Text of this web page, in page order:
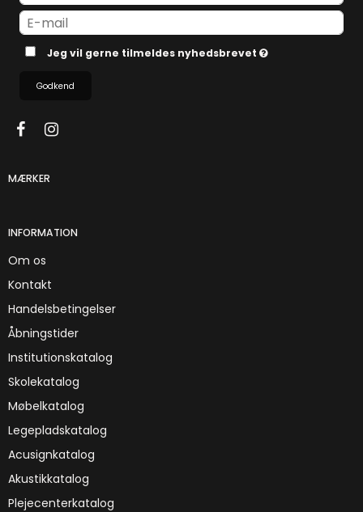
Jeg vil gerne tilmeldes nyhedsbrevet
Godkend
MÆRKER
INFORMATION
Om os
Kontakt
Handelsbetingelser
Åbningstider
Institutionskatalog
Skolekatalog
Møbelkatalog
Legepladskatalog
Acusignkatalog
Akustikkatalog
Plejecenterkatalog